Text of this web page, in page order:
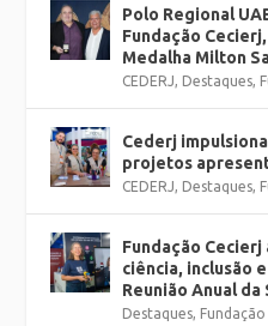
Polo Regional
Fundação
Medalha Milton
CEDERJ, Destaques,
Cederj
projetos
CEDERJ, Destaques,
Fundação
ciência, inclusão
Reunião Anual da
Destaques, Fundação